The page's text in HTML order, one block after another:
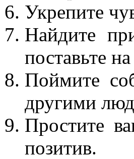
Укрепите
Найдите
поставьте
Поймите
другими
Простите
позитив.